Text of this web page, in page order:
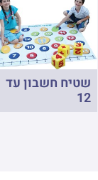
שטיח חשבון עד
12